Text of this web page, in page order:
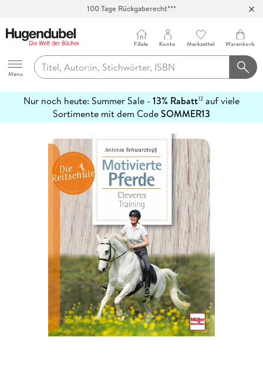
100 Tage Rückgaberecht***
Hugendubel
Menu
Filiale Konto Merkzettel Warenkorb
Nur noch heute: Summer Sale - 13% Rabatt12 auf viele
Sortimente mit dem CodeSOMMER13
erfahren